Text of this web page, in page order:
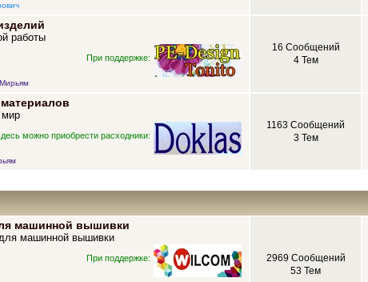
работы
При поддержке:
Мирьям
16 Сообщений
4 Тем
мир
можно приобрести расходники:
1163 Сообщений
3 Тем
машинной вышивки
машинной вышивки
При поддержке:
2969 Сообщений
53 Тем